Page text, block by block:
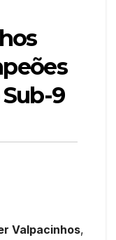
9
Valpacinhos,